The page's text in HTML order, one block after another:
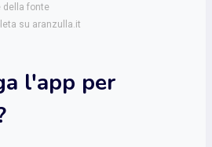
della fonte
su aranzulla.it
l'app per